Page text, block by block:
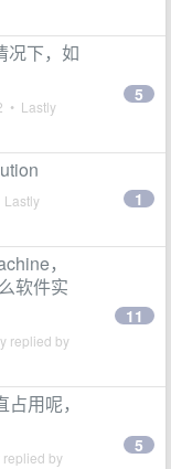
况下，如
• Lastly
5
Lastly
1
，
软件实
replied by
11
用呢，
replied by
5